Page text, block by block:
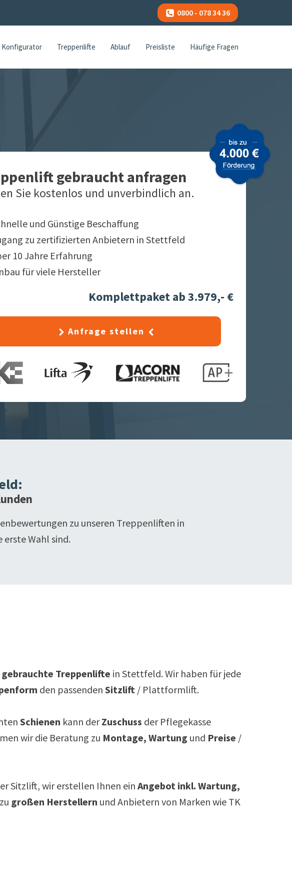
0800 - 078 34 36
Konfigurator Treppenlifte Ablauf Preisliste Häufige Fragen
gebraucht anfragen
Sie kostenlos und unverbindlich an.
und Günstige Beschaffung
zu zertifizierten Anbietern in Stettfeld
10 Jahre Erfahrung
für viele Hersteller
Komplettpaket ab 3.979,- €
Anfrage stellen
:
zu unseren Treppenliften in
erste Wahl sind.
gebrauchte Treppenlifte in Stettfeld. Wir haben für jede
den passenden Sitzlift / Plattformlift.
Schienen kann derZuschuss der Pflegekasse
wir die Beratung zu Montage, Wartung und Preise /
Sitzlift, wir erstellen Ihnen einAngebot inkl. Wartung,
großen Herstellern und Anbietern von Marken wie TK